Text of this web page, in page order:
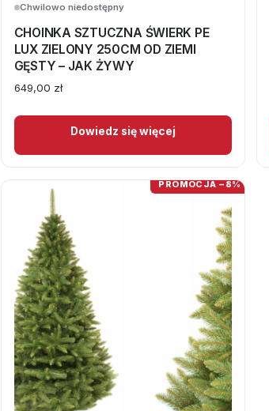
Chwilowo niedostępny
CHOINKA SZTUCZNA ŚWIERK PE
LUX ZIELONY 250CM OD ZIEMI
GĘSTY – JAK ŻYWY
649,00 zł
Dowiedz się więcej
PROMOCJA −8%